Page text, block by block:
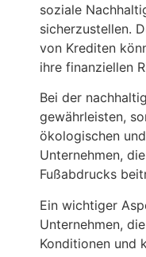
soziale
sicherzustellen.
von Krediten
ihre finanziellen
Bei der
gewährleisten,
ökologischen
Unternehmen,
Fußabdrucks
Ein wichtiger
Unternehmen,
Konditionen und